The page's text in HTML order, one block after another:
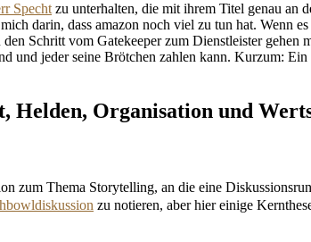
Specht zu unterhalten, die mit ihrem Titel genau an
darin, dass amazon noch viel zu tun hat. Wenn
Schritt vom Gatekeeper zum Dienstleister gehen
und jeder seine Brötchen zahlen kann. Kurzum:
Helden, Organisation und
zum Thema Storytelling, an die eine
zu notieren, aber hier einige